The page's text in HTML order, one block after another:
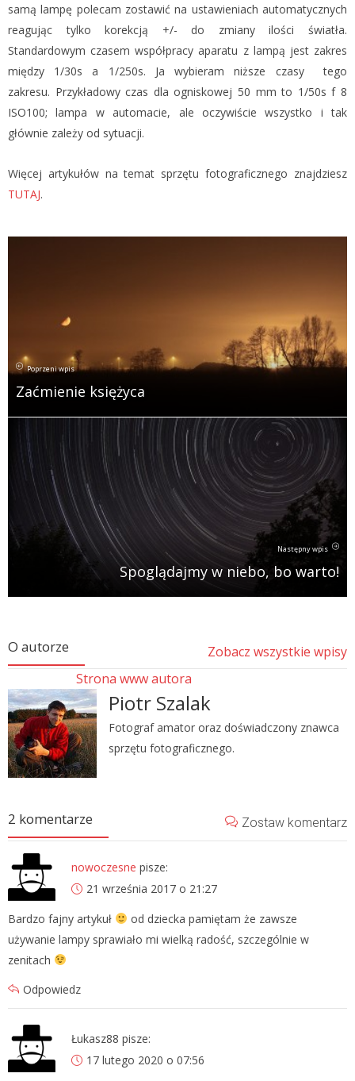
samą lampę polecam zostawić na ustawieniach automatycznych
reagując tylko korekcją +/- do zmiany ilości światła.
Standardowym czasem współpracy aparatu z lampą jest zakres
między 1/30s a 1/250s. Ja wybieram niższe czasy tego
zakresu. Przykładowy czas dla ogniskowej 50 mm to 1/50s f 8
ISO100; lampa w automacie, ale oczywiście wszystko i tak
głównie zależy od sytuacji.
Więcej artykułów na temat sprzętu fotograficznego znajdziesz
TUTAJ.
Poprzeni wpis
Zaćmienie księżyca
Następny wpis
Spoglądajmy w niebo, bo warto!
O autorze
Zobacz wszystkie wpisy
Strona www autora
Piotr Szalak
Fotograf amator oraz doświadczony znawca
sprzętu fotograficznego.
2 komentarze Zostaw komentarz
nowoczesne pisze:
21 września 2017 o 21:27
Bardzo fajny artykuł
od dziecka pamiętam że zawsze
używanie lampy sprawiało mi wielką radość, szczególnie w
zenitach
Odpowiedz
Łukasz88 pisze:
17 lutego 2020 o 07:56